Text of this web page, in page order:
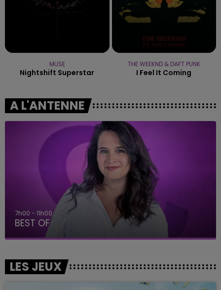
MUSE
Nightshift Superstar
THE WEEKND & DAFT PUNK
I Feel It Coming
A L'ANTENNE
7h00 - 11h00
BEST OF
LES JEUX